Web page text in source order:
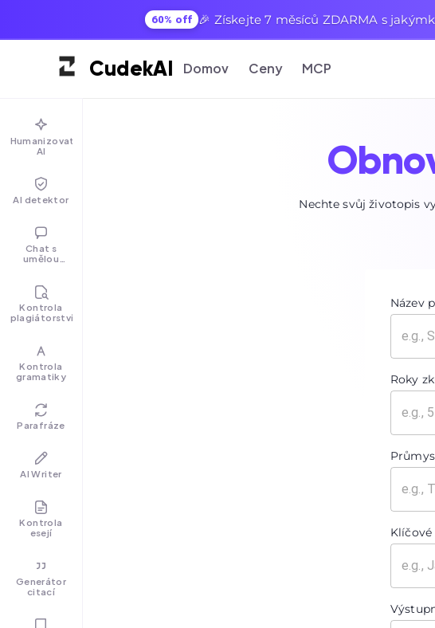
60% off 🎉 Získejte 7 měsíců ZDARMA s
CudekAI Domov Ceny MCP
Humanizovat
AI
AI detektor
Chat s
umělou
Kontrola
plagiátorství
Kontrola
gramatiky
Parafráze
AI Writer
Kontrola
esejí
Generátor
citací
Nechte svůj životopis
Název
Roky